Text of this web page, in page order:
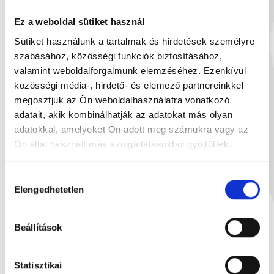
Ez a weboldal sütiket használ
Sütiket használunk a tartalmak és hirdetések személyre
szabásához, közösségi funkciók biztosításához,
valamint weboldalforgalmunk elemzéséhez. Ezenkívül
közösségi média-, hirdető- és elemező partnereinkkel
megosztjuk az Ön weboldalhasználatra vonatkozó
adatait, akik kombinálhatják az adatokat más olyan
adatokkal, amelyeket Ön adott meg számukra vagy az
Ön által használt más szolgáltatásokból gyűjtöttek.
kiválasztása
Elengedhetetlen
Beállítások
Statisztikai
Neked ajánljuk